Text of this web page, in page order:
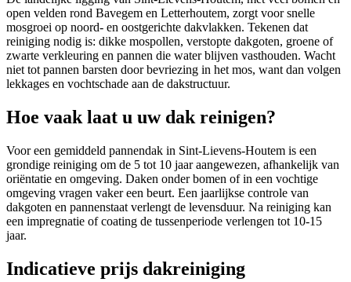
open velden rond Bavegem en Letterhoutem, zorgt voor snelle
mosgroei op noord- en oostgerichte dakvlakken. Tekenen dat
reiniging nodig is: dikke mospollen, verstopte dakgoten, groene of
zwarte verkleuring en pannen die water blijven vasthouden. Wacht
niet tot pannen barsten door bevriezing in het mos, want dan volgen
lekkages en vochtschade aan de dakstructuur.
Hoe vaak laat u uw dak reinigen?
Voor een gemiddeld pannendak in Sint-Lievens-Houtem is een
grondige reiniging om de 5 tot 10 jaar aangewezen, afhankelijk van
oriëntatie en omgeving. Daken onder bomen of in een vochtige
omgeving vragen vaker een beurt. Een jaarlijkse controle van
dakgoten en pannenstaat verlengt de levensduur. Na reiniging kan
een impregnatie of coating de tussenperiode verlengen tot 10-15
jaar.
Indicatieve prijs dakreiniging